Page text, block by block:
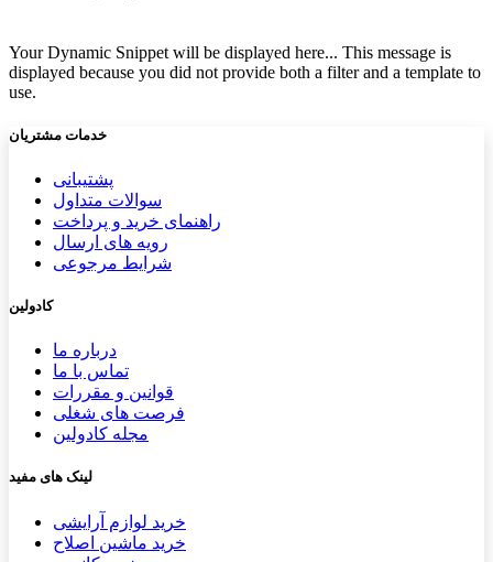
Your Dynamic Snippet will be displayed here... This message is
displayed because you did not provide both a filter and a template to
use.
خدمات مشتریان
پشتیب​​انی
سوالات متداول
راهنمای خرید و پرداخت
رویه های ارسال
شرایط مرجوعی
کادولین
درباره ما
تماس با ما
قوانین و مقررات
فرصت های شغلی
مجله کادولین
لینک های مفید
خرید لوازم آرایشی
خرید ماشین اصلاح